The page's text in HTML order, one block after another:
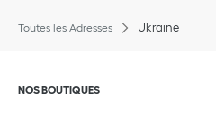
Toutes les Adresses Ukraine
Cliquer pour agrandir ou pour
NOS BOUTIQUES